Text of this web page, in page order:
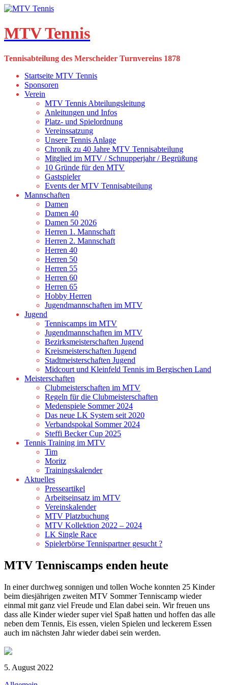
Skip
content
MTV Tennis
Tennisabteilung des Merscheider Turnvereins 1878
Startseite MTV Tennis
Sponsoren
Verein
MTV Tennis Abteilungsleitung
Anleitungen und Infos
Platz- und Spielordnung
Vereinssatzung
Unsere Tennis Anlage
Chronik zu 40 Jahre MTV Tennisabteilung
Mitglied im MTV / Schnupperjahr / Begrüßung
10 Gründe für den MTV
Gastspieler
Events der MTV Tennisabteilung
Mannschaften
Damen
Damen 40
Damen 50 2026
Herren 1. Mannschaft
Herren 2. Mannschaft
Herren 40
Herren 50
Herren 55
Herren 60
Herren 65
Hobby Herren
Jugendmannschaften im MTV
Jugend
Tenniscamps im MTV
Jugendmannschaften im MTV
Bezirksmeisterschaften Jugend
Kreismeisterschaften Jugend
Stadtmeisterschaften Jugend
Midcourt und Kleinfeld Tennis im Bergischen Land
Meisterschaften
Clubmeisterschaften im MTV
Regeln für die Clubmeisterschaften
Medenspiele Sommer 2024
Das neue LK System seit 2020
Verbandspokal Sommer 2024
Steffi Becker Cup 2025
Tennis Training im MTV
Tim
Moritz
Trainingskalender
Aktuelles
Presseartikel
Arbeitseinsatz im MTV
Vereinskalender
MTV Platzbuchung
MTV Kollektion 2022 – 2024
LK Single Race
Spielerbörse Tennispartner gesucht ?
MTV Tenniscamps enden heute
In einer durchweg sonnigen und tollen Woche konnten 25 Kinder
beim diesjährigen zweiten MTV Sommer Tenniscamp wieder
einmal mit ganz viel Freude und Elan dabei sein. Wir freuen uns
dass alle Kinder wieder super viel Spaß hatten und hoffen das alle
neben dem Tennis, Eis essen, vielen Spielen und leckerem Essen
auch im nächsten Jahr wieder dabei sein werden.
5. August 2022